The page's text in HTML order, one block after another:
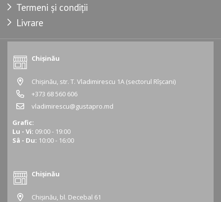
Termeni și condiții
Livrare
Chișinău
Chișinău, str. T. Vladimirescu 1A (sectorul Rîșcani)
+373 68 560 606
vladimirescu@gustapro.md
Grafic:
Lu - Vi: 09:00 - 19:00
Sâ - Du: 10:00 - 16:00
Chișinău
Chișinău, bl. Decebal 61